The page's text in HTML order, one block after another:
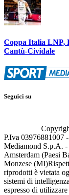
Coppa Italia LNP,
Cantù-Cividale
Seguici su
P.Iva 03976881007
Mediamond S.p.A.
Amsterdam (Paesi
Monzese (MI)
riprodotti è vietata
sistemi di
espresso di